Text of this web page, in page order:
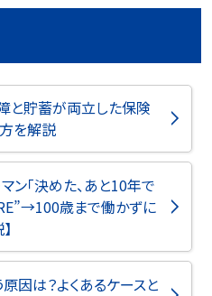
と貯蓄が両立した保険
を解説
ン「決めた、あと10年で
歳まで働かずに
因は？よくあるケースと